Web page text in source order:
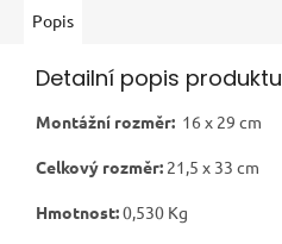
Popis
Detailní popis produktu
Montážní rozměr: 16 x 29 cm
Celkový rozměr: 21,5 x 33 cm
Hmotnost:0,530 Kg